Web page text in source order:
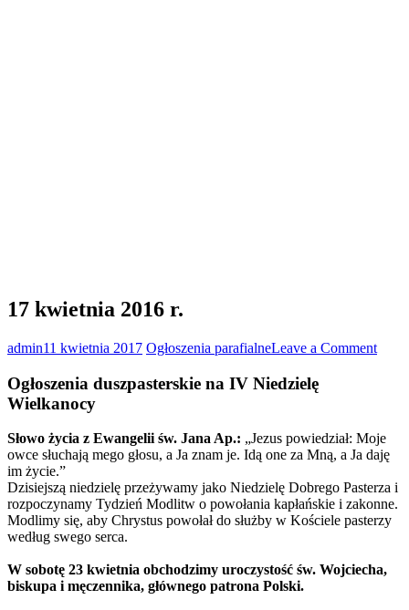
17 kwietnia 2016 r.
admin11 kwietnia 2017 Ogłoszenia parafialneLeave a Commenton
Ogłoszenia duszpasterskie na IV Niedzielę
Wielkanocy
Słowo życia z Ewangelii św. Jana Ap.: „Jezus powiedział: Moje
owce słuchają mego głosu, a Ja znam je. Idą one za Mną, a Ja daję
im życie.”
Dzisiejszą niedzielę przeżywamy jako Niedzielę Dobrego Pasterza i
rozpoczynamy Tydzień Modlitw o powołania kapłańskie i zakonne.
Modlimy się, aby Chrystus powołał do służby w Kościele pasterzy
według swego serca.
W sobotę 23 kwietnia obchodzimy uroczystość św. Wojciecha,
biskupa i męczennika, głównego patrona Polski.